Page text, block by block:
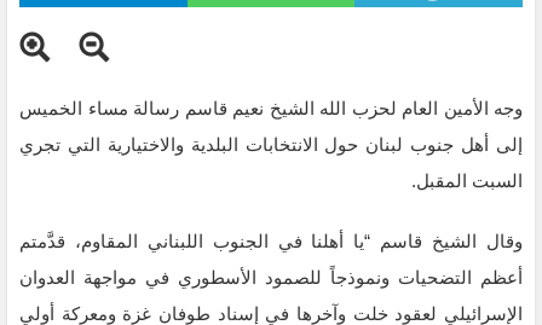
وجه الأمين العام لحزب الله الشيخ نعيم قاسم رسالة مساء الخميس
إلى أهل جنوب لبنان ‏حول الانتخابات البلدية ‏والاختيارية التي تجري
السبت المقبل.
وقال الشيخ قاسم “يا أهلنا في الجنوب اللبناني المقاوم، قدَّمتم
أعظم التضحيات ونموذجاً للصمود الأسطوري في مواجهة العدوان
‏الإسرائيلي لعقود خلت ‏وآخرها في إسناد طوفان غزة ومعركة أولي